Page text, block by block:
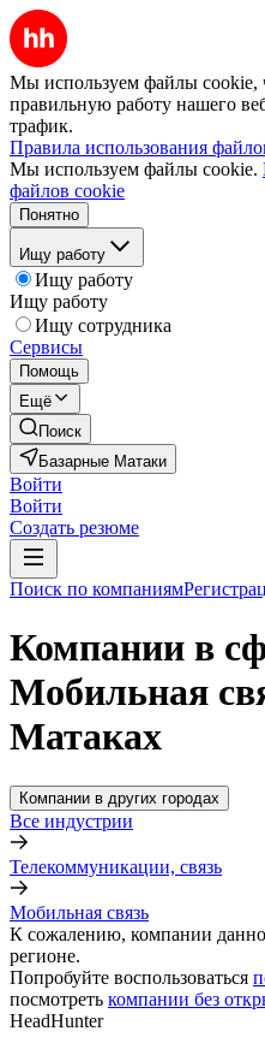
Мы используем файлы cookie,
правильную работу нашего
трафик.
Правила использования
Мы используем файлы cookie.
файлов cookie
Понятно
Ищу работу
Ищу работу
Ищу работу
Ищу сотрудника
Сервисы
Помощь
Ещё
Поиск
Базарные Матаки
Войти
Войти
Создать резюме
Поиск по компаниям
Компании в
Мобильная
Матаках
Компании в других городах
Все индустрии
Телекоммуникации, связь
Мобильная связь
К сожалению, компании
регионе.
Попробуйте воспользоваться
посмотреть компании без
HeadHunter